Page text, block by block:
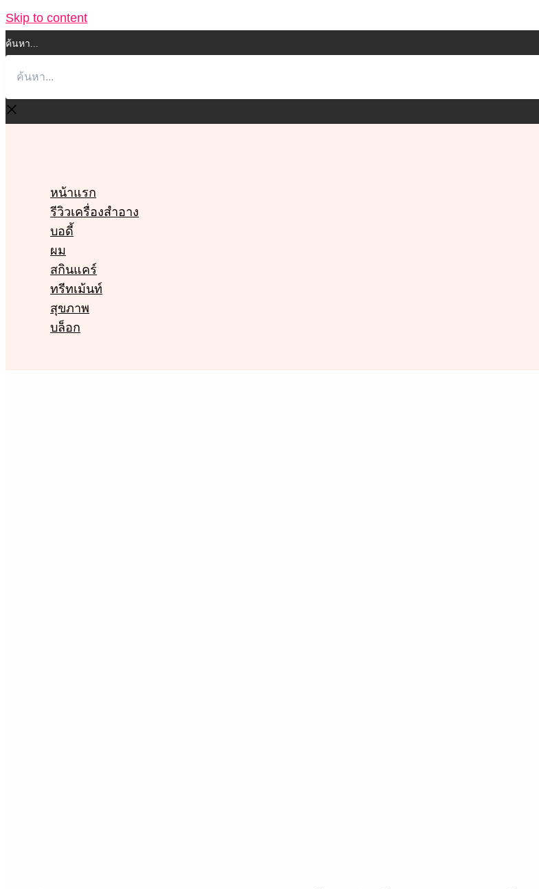
Skip to content
ค้นหา...
หน้าแรก
รีวิวเครื่องสำอาง
บอดี้
ผม
สกินแคร์
ทรีทเม้นท์
สุขภาพ
บล็อก